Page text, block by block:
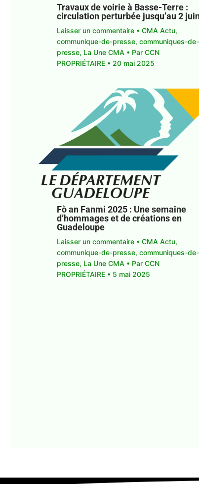
Travaux de voirie à Basse-Terre :
circulation perturbée jusqu’au 2
Laisser un commentaire •CMA Actu,
communique-de-presse,communiques-de-
presse, La Une CMA • ParCCN
PROPRIÉTAIRE • 20 mai 2025
Fò an Fanmi 2025 : Une semaine
d’hommages et de créations en
Guadeloupe
Laisser un commentaire •CMA Actu,
communique-de-presse,communiques-de-
presse, La Une CMA • ParCCN
PROPRIÉTAIRE • 5 mai 2025